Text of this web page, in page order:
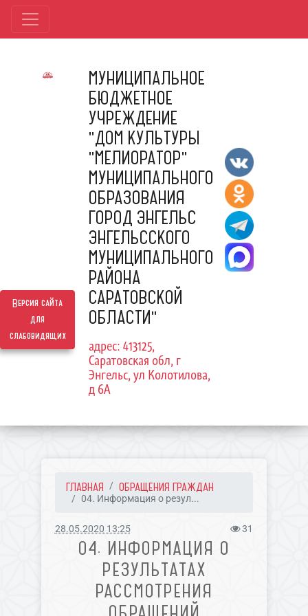
Версия сайта
для
слабовидящих
МУНИЦИПАЛЬНОЕ
БЮДЖЕТНОЕ
УЧРЕЖДЕНИЕ
"ДОМ КУЛЬТУРЫ
"МЕЛИОРАТОР"
МУНИЦИПАЛЬНОГО
ОБРАЗОВАНИЯ
ГОРОД ЭНГЕЛЬС
ЭНГЕЛЬССКОГО
МУНИЦИПАЛЬНОГО
РАЙОНА
САРАТОВСКОЙ
ОБЛАСТИ"
адрес: 413125,
Саратовская обл, г
Энгельс, ул Колотилова,
д 6А
ГЛАВНАЯ ОБРАЩЕНИЯ ГРАЖДАН
04. Информация о резул...
28.05.2020 13:25 31
04. ИНФОРМАЦИЯ О
РЕЗУЛЬТАТАХ
РАССМОТРЕНИЯ